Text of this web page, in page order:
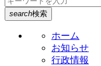
search検索
ホーム
お知らせ
行政情報